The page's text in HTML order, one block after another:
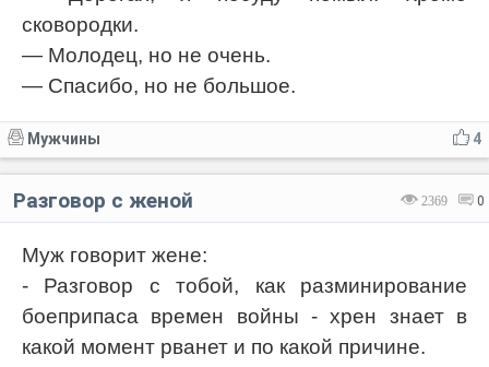
сковородки.
— Молодец, но не очень.
— Спасибо, но не большое.
4
Мужчины
2369 0
Разговор с женой
Муж говорит жене:
- Разговор с тобой, как разминирование
боеприпаса времен войны - хрен знает в
какой момент рванет и по какой причине.